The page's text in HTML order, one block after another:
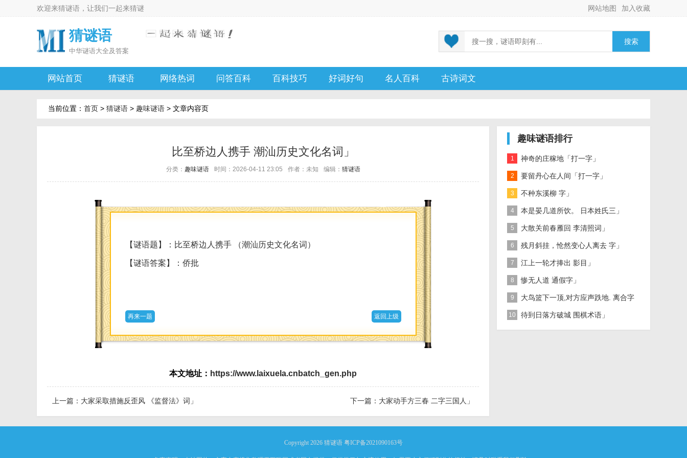
欢迎来猜谜语 ，让我们一起来猜谜 加入收藏
网站地图
猜谜语
中华谜语大全及答案
搜索
网站首页 猜谜语 网络热词 问答百科 百科技巧 好词好句 名人百科 古诗词文
当前位置： 首页 > 猜谜语 > 趣味谜语 > 文章内容页
比至桥边人携手 潮汕历史文化名词」
分类： 趣味谜语 时间：2026-04-11 23:05 作者：未知 编辑： 猜谜语
【谜语题】：比至桥边人携手 （潮汕历史文化名词）
【谜语答案】：侨批
再来一题 返回上级
本文地址： https://www.laixuela.cnbatch_gen.php
上一篇： 大家采取措施反歪风 《监督法》词」 下一篇： 大家动手方三春 二字三国人」
趣味谜语排行
1 神奇的庄稼地「打一字」
2 要留丹心在人间「打一字」
3 不种东溪柳 字」
4 本是晏几道所饮。 日本姓氏三」
5 大散关前春雁回 李清照词」
6 残月斜挂，怆然变心人离去 字」
7 江上一轮才捧出 影目」
8 惨无人道 通假字」
9 大鸟篮下一顶,对方应声跌地. 离合字
二」
10 待到日落方破城 围棋术语」
Copyright 2026 猜谜语 粤ICP备2021090163号